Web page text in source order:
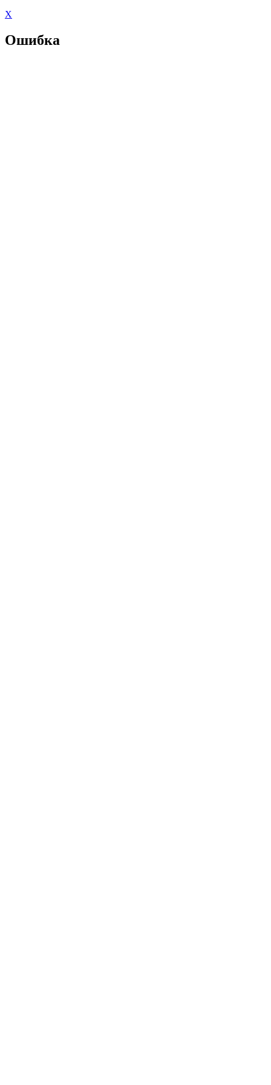
X
Ошибка